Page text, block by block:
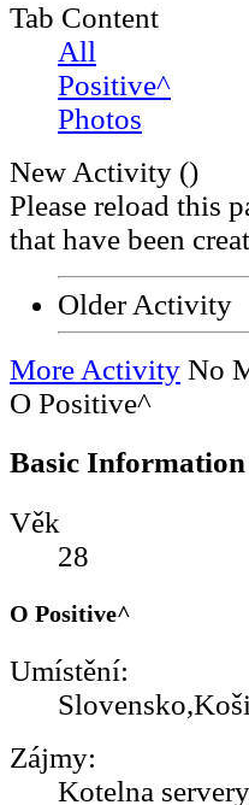
Tab Content
All
Positive^
Photos
New Activity ()
Please reload this
that have been
Older Activity
More Activity No
O Positive^
Basic Information
Věk
28
O Positive^
Umístění:
Zájmy:
Kotelna